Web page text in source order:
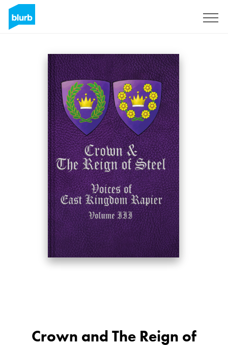
Crown and The Reign of